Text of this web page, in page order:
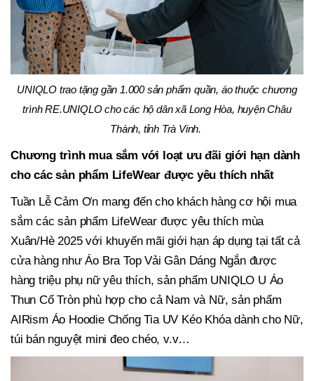
UNIQLO trao tặng gần 1.000 sản phẩm quần, áo thuộc chương
trình RE.UNIQLO cho các hộ dân xã Long Hòa, huyện Châu
Thành, tỉnh Trà Vinh.
Chương trình mua sắm với loạt ưu đãi giới hạn dành
cho các sản phẩm LifeWear được yêu thích nhất
Tuần Lễ Cảm Ơn mang đến cho khách hàng cơ hội mua
sắm các sản phẩm LifeWear được yêu thích mùa
Xuân/Hè 2025 với khuyến mãi giới hạn áp dụng tại tất cả
cửa hàng như Áo Bra Top Vải Gân Dáng Ngắn được
hàng triệu phụ nữ yêu thích, sản phẩm UNIQLO U Áo
Thun Cổ Tròn phù hợp cho cả Nam và Nữ, sản phẩm
AIRism Áo Hoodie Chống Tia UV Kéo Khóa dành cho Nữ,
túi bán nguyệt mini đeo chéo, v.v…